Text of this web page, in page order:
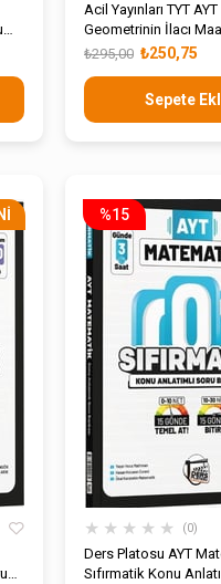
Acil Yayınları TYT AYT
Geometrinin İlacı
Sistematik Soru
₺250,75
₺295,00
Sepete
★ ★ ★ ★ ★ 0
Ders Platosu AYT
Sıfırmatik Konu
%15